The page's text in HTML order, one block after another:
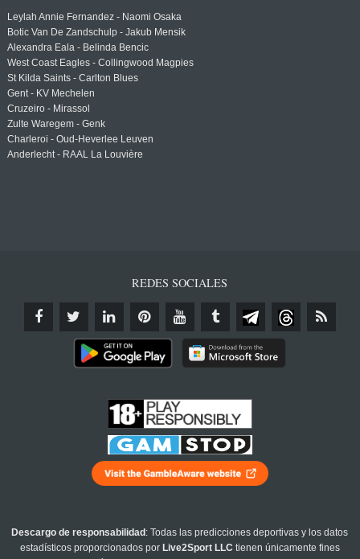
Leylah Annie Fernandez - Naomi Osaka
Botic Van De Zandschulp - Jakub Mensik
Alexandra Eala - Belinda Bencic
West Coast Eagles - Collingwood Magpies
St Kilda Saints - Carlton Blues
Gent - KV Mechelen
Cruzeiro - Mirassol
Zulte Waregem - Genk
Charleroi - Oud-Heverlee Leuven
Anderlecht - RAAL La Louvière
REDES SOCIALES
Descargo de responsabilidad : Todas las predicciones deportivas y los datos
estadísticos proporcionados por Live2Sport LLC tienen únicamente fines